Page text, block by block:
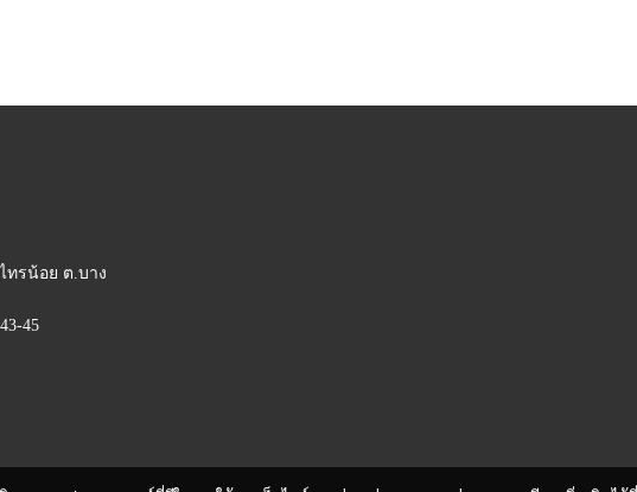
ทรน้อย ต.บาง
45